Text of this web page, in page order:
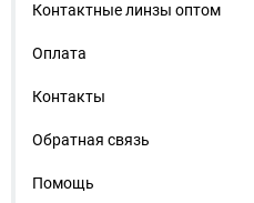
Контактные линзы оптом
Оплата
Контакты
Обратная связь
Помощь